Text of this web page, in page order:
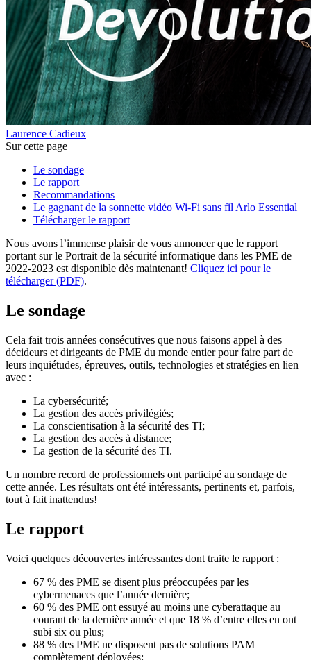
Laurence Cadieux
Sur cette page
Le sondage
Le rapport
Recommandations
Le gagnant de la sonnette vidéo Wi-Fi sans fil Arlo Essential
Télécharger le rapport
Nous avons l’immense plaisir de vous annoncer que le rapport
portant sur le Portrait de la sécurité informatique dans les PME de
2022-2023 est disponible dès maintenant! Cliquez ici pour le
télécharger (PDF).
Le sondage
Cela fait trois années consécutives que nous faisons appel à des
décideurs et dirigeants de PME du monde entier pour faire part de
leurs inquiétudes, épreuves, outils, technologies et stratégies en lien
avec :
La cybersécurité;
La gestion des accès privilégiés;
La conscientisation à la sécurité des TI;
La gestion des accès à distance;
La gestion de la sécurité des TI.
Un nombre record de professionnels ont participé au sondage de
cette année. Les résultats ont été intéressants, pertinents et, parfois,
tout à fait inattendus!
Le rapport
Voici quelques découvertes intéressantes dont traite le rapport :
67 % des PME se disent plus préoccupées par les
cybermenaces que l’année dernière;
60 % des PME ont essuyé au moins une cyberattaque au
courant de la dernière année et que 18 % d’entre elles en ont
subi six ou plus;
88 % des PME ne disposent pas de solutions PAM
complètement déployées;